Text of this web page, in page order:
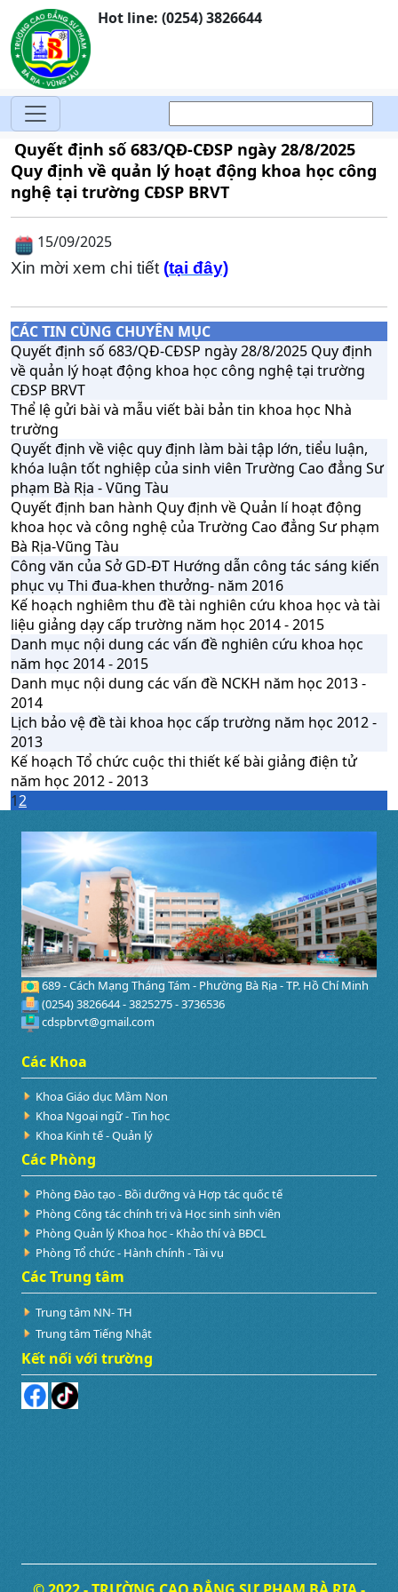
Hot line: (0254) 3826644
Quyết định số 683/QĐ-CĐSP ngày 28/8/2025
Quy định về quản lý hoạt động khoa học công
nghệ tại trường CĐSP BRVT
15/09/2025
Xin mời xem chi tiết (tại đây)
CÁC TIN CÙNG CHUYÊN MỤC
Quyết định số 683/QĐ-CĐSP ngày 28/8/2025 Quy định
về quản lý hoạt động khoa học công nghệ tại trường
CĐSP BRVT
Thể lệ gửi bài và mẫu viết bài bản tin khoa học Nhà
trường
Quyết định về việc quy định làm bài tập lớn, tiểu luận,
khóa luận tốt nghiệp của sinh viên Trường Cao đẳng Sư
phạm Bà Rịa - Vũng Tàu
Quyết định ban hành Quy định về Quản lí hoạt động
khoa học và công nghệ của Trường Cao đẳng Sư phạm
Bà Rịa-Vũng Tàu
Công văn của Sở GD-ĐT Hướng dẫn công tác sáng kiến
phục vụ Thi đua-khen thưởng- năm 2016
Kế hoạch nghiêm thu đề tài nghiên cứu khoa học và tài
liệu giảng dạy cấp trường năm học 2014 - 2015
Danh mục nội dung các vấn đề nghiên cứu khoa học
năm học 2014 - 2015
Danh mục nội dung các vấn đề NCKH năm học 2013 -
2014
Lịch bảo vệ đề tài khoa học cấp trường năm học 2012 -
2013
Kế hoạch Tổ chức cuộc thi thiết kế bài giảng điện tử
năm học 2012 - 2013
12
689 - Cách Mạng Tháng Tám - Phường Bà Rịa - TP. Hồ Chí Minh
(0254) 3826644 - 3825275 - 3736536
cdspbrvt@gmail.com
Các Khoa
Khoa Giáo dục Mầm Non
Khoa Ngoại ngữ - Tin học
Khoa Kinh tế - Quản lý
Các Phòng
Phòng Đào tạo - Bồi dưỡng và Hợp tác quốc tế
Phòng Công tác chính trị và Học sinh sinh viên
Phòng Quản lý Khoa học - Khảo thí và BĐCL
Phòng Tổ chức - Hành chính - Tài vụ
Các Trung tâm
Trung tâm NN- TH
Trung tâm Tiếng Nhật
Kết nối với trường